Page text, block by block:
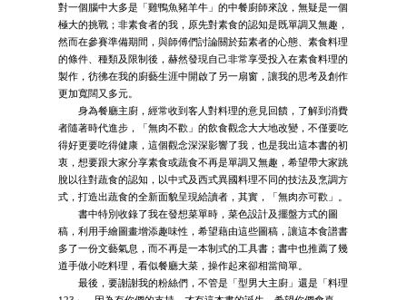
對一個腦中大多是「雞鴨魚豬羊牛」的中餐廚師來說，無疑是一個
極大的挑戰；非素食者的我，原先對素食的認知是既單調又無趣，
然而在參賽準備期間，與師傅們討論關於茹素者的心態、素食料理
的條件、種類及限制後，赫然發現自己非常享受投入在素食料理的
製作，彷彿在我的廚藝生涯中開啟了另一扇窗，讓我的思考及創作
更加寬闊又多元。
身為餐廳主廚，經常收到客人對料理的意見回饋，了解到消費
者隨著時代進步，「無肉不歡」的飲食觀念大大地改變，不僅要吃
得好更要吃得健康，這個觀念深深影響了我，也是我出這本書的初
衷，想要跟大家分享素食或蔬食不再是單調又無趣，希望帶大家跳
脫以往對蔬食的認知，以中式及西式異國料理不同的技法及烹調方
式，打造出蔬食的全新面貌呈現給讀者，其實，「無肉亦可歡」。
書中特別收錄了我在發想菜單時，菜色設計及擺盤方式的圖
稿，利用手繪圖畫增添趣味性，希望藉由這些圖稿，讓這本食譜書
多了一份文藝氣息，而不再是一本制式的工具書；書中也推薦了幾
道手做小吃料理，看似餐廳大菜，操作起來卻相當簡單。
最後，要謝謝我的粉絲們，不管是「型男大主廚」還是「料理